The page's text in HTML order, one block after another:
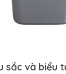
sắc và biểu